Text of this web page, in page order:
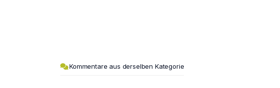
Kommentare aus derselben Kategorie